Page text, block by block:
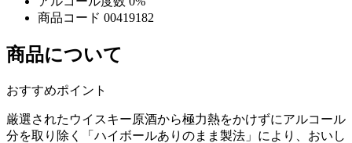
商品コード 00419182
商品について
おすすめポイント
厳選されたウイスキー原酒から極力熱をかけずにアルコール
分を取り除く「ハイボールありのまま製法」により、おいし